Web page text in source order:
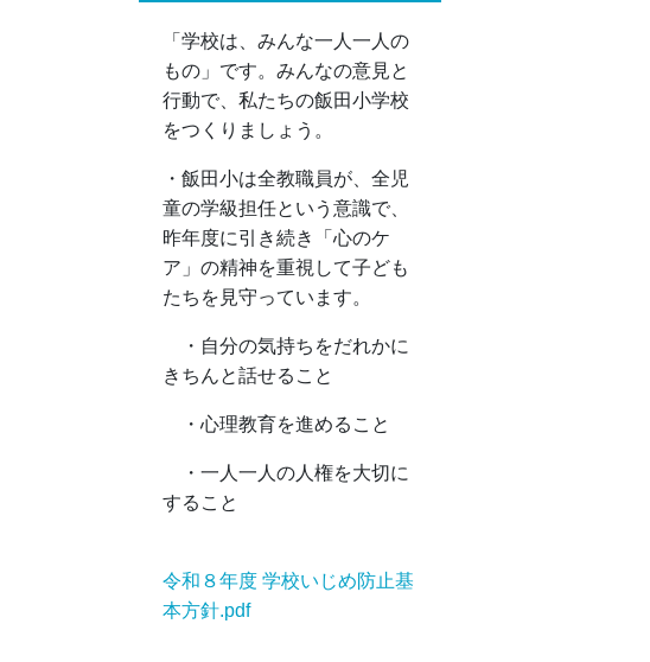
「学校は、みんな一人一人の
もの」です。みんなの意見と
行動で、私たちの飯田小学校
をつくりましょう。
・飯田小は全教職員が、全児
童の学級担任という意識で、
昨年度に引き続き「心のケ
ア」の精神を重視して子ども
たちを見守っています。
・自分の気持ちをだれかに
きちんと話せること
・心理教育を進めること
・一人一人の人権を大切に
すること
令和８年度 学校いじめ防止基
本方針.pdf